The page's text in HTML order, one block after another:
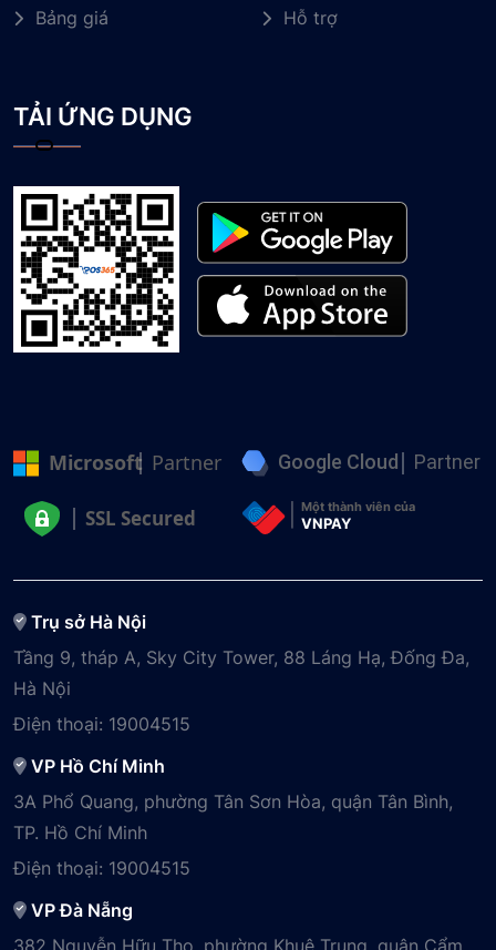
Bảng giá
Hỗ trợ
TẢI ỨNG DỤNG
Microsoft Partner Google Cloud Partner
SSL Secured Một thành viên của
VNPAY
Trụ sở Hà Nội
Tầng 9, tháp A, Sky City Tower, 88 Láng Hạ, Đống Đa,
Hà Nội
Điện thoại: 19004515
VP Hồ Chí Minh
3A Phổ Quang, phường Tân Sơn Hòa, quận Tân Bình,
TP. Hồ Chí Minh
Điện thoại: 19004515
VP Đà Nẵng
382 Nguyễn Hữu Thọ, phường Khuê Trung, quận Cẩm